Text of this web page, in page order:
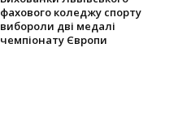
фахового коледжу спорту
вибороли дві медалі
чемпіонату Європи